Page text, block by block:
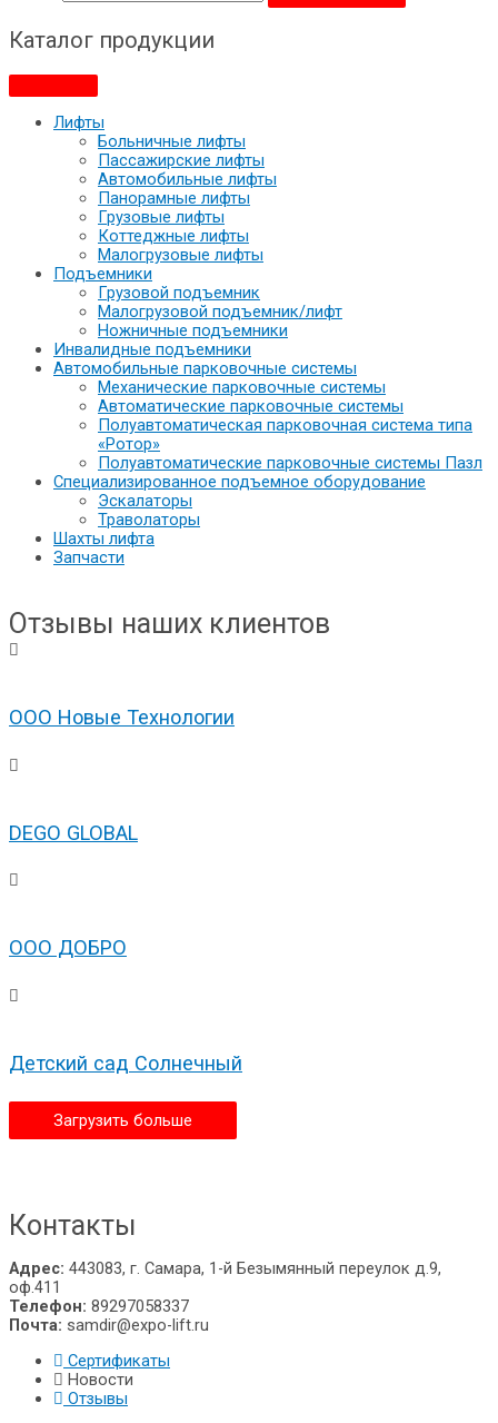
Каталог продукции
Лифты
Больничные лифты
Пассажирские лифты
Автомобильные лифты
Панорамные лифты
Грузовые лифты
Коттеджные лифты
Малогрузовые лифты
Подъемники
Грузовой подъемник
Малогрузовой подъемник/лифт
Ножничные подъемники
Инвалидные подъемники
Автомобильные парковочные системы
Механические парковочные системы
Автоматические парковочные системы
Полуавтоматическая парковочная система типа
«Ротор»
Полуавтоматические парковочные системы Пазл
Специализированное подъемное оборудование
Эскалаторы
Траволаторы
Шахты лифта
Запчасти
Отзывы наших клиентов
ООО Новые Технологии
DEGO GLOBAL
ООО ДОБРО
Детский сад Солнечный
Загрузить больше
Контакты
Адрес: 443083, г. Самара, 1-й Безымянный переулок д.9,
оф.411
Телефон: 89297058337
Почта: samdir@expo-lift.ru
Сертификаты
Новости
Отзывы